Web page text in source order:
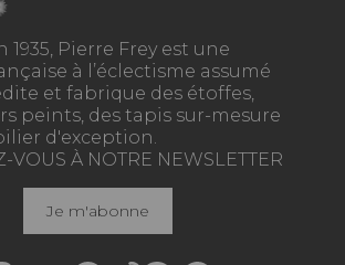
1935, Pierre Frey est une
à l’éclectisme assumé
et fabrique des étoffes,
peints, des tapis sur-mesure
d'exception.
VOUS À NOTRE NEWSLETTER
Je m'abonne